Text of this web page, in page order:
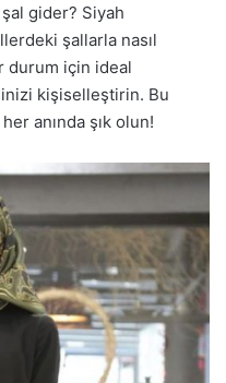
gider? Siyah
şallarla nasıl
durum için ideal
kişiselleştirin. Bu
anında şık olun!